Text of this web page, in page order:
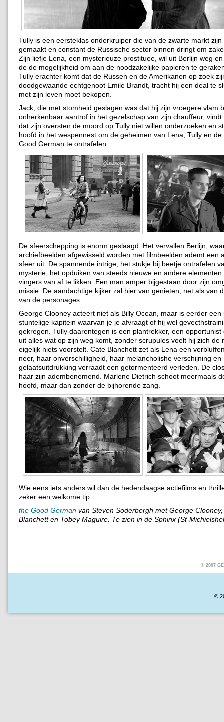
Tully is een eersteklas onderkruiper die van de zwarte markt
gemaakt en constant de Russische sector binnen dringt om
Zijn liefje Lena, een mysterieuze prostituee, wil uit Berlijn weg
de de mogelijkheid om aan de noodzakelijke papieren te
Tully erachter komt dat de Russen en de Amerikanen op zoek
doodgewaande echtgenoot Emile Brandt, tracht hij een deal te
met zijn leven moet bekopen.
Jack, die met stomheid geslagen was dat hij zijn vroegere vlam
onherkenbaar aantrof in het gezelschap van zijn chauffeur,
dat zijn oversten de moord op Tully niet willen onderzoeken en
hoofd in het wespennest om de geheimen van Lena, Tully en
Good German te ontrafelen.
De sfeerschepping is enorm geslaagd. Het vervallen Berlijn,
archiefbeelden afgewisseld worden met filmbeelden ademt een
sfeer uit. De spannende intrige, het stukje bij beetje ontrafelen
mysterie, het opduiken van steeds nieuwe en andere elementen
vingers van af te likken. Een man amper bijgestaan door zijn
missie. De aandachtige kijker zal hier van genieten, net als van
van de personages.
George Clooney acteert niet als Billy Ocean, maar is eerder een
stuntelige kapitein waarvan je je afvraagt of hij wel
gekregen. Tully daarentegen is een plantrekker, een opportunist
uit alles wat op zijn weg komt, zonder scrupules voelt hij zich de
eigelijk niets voorstelt. Cate Blanchett zet als Lena een
neer, haar onverschilligheid, haar melancholishe verschijning en
gelaatsuitdrukking verraadt een getormenteerd verleden. De
haar zijn adembenemend. Marlene Dietrich schoot meermaals
hoofd, maar dan zonder de bijhorende zang.
Wie eens iets anders wil dan de hedendaagse actiefilms en
zeker een welkome tip.
the Good German van Steven Soderbergh met George
Blanchett en Tobey Maguire. Te zien in de Sphinx (St-
© 2007
©